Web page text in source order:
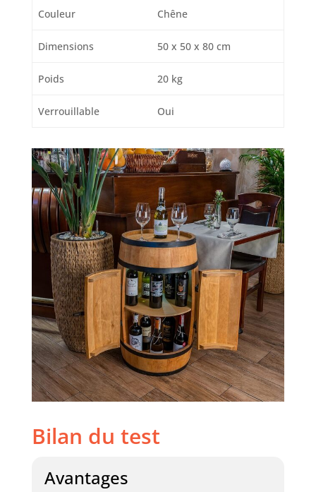
Couleur Chêne
Dimensions 50 x 50 x 80 cm
Poids 20 kg
Verrouillable Oui
Bilan du test
Avantages